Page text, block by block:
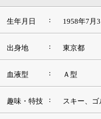
好きな本・
: オールジャンル
好きな言
銘
好きな場
所・観光地
: 上越地方、浅草